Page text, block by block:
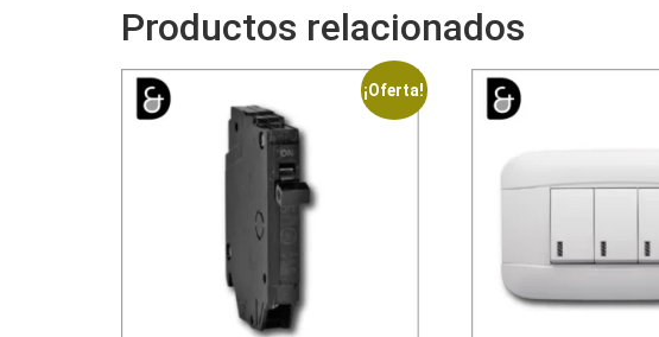
Productos relacionados
¡Oferta!